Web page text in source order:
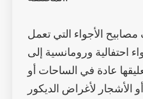
الأجواء التي تعمل
احتفالية ورومانسية إلى
عادة في الساحات أو